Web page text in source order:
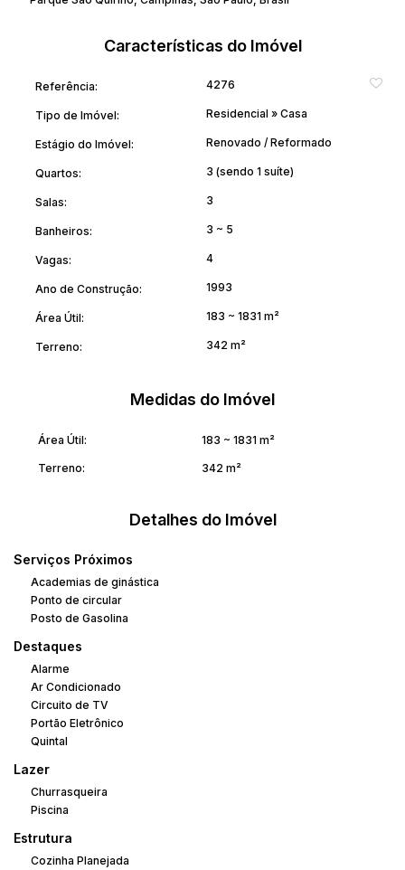
Características do Imóvel
Referência: 4276
Tipo de Imóvel: Residencial » Casa
Estágio do Imóvel: Renovado / Reformado
Quartos: 3 (sendo 1 suíte)
Salas: 3
Banheiros: 3 ~ 5
Vagas: 4
Ano de Construção: 1993
Área Útil: 183 ~ 1831 m²
Terreno: 342 m²
Medidas do Imóvel
Área Útil: 183 ~ 1831 m²
Terreno: 342 m²
Detalhes do Imóvel
Serviços Próximos
Academias de ginástica
Ponto de circular
Posto de Gasolina
Destaques
Alarme
Ar Condicionado
Circuito de TV
Portão Eletrônico
Quintal
Lazer
Churrasqueira
Piscina
Estrutura
Cozinha Planejada